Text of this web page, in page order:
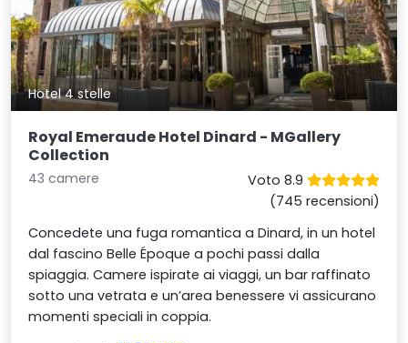
Hotel 4 stelle
Royal Emeraude Hotel Dinard - MGallery
Collection
43 camere
Voto 8.9
(745 recensioni)
Concedete una fuga romantica a Dinard, in un hotel
dal fascino Belle Époque a pochi passi dalla
spiaggia. Camere ispirate ai viaggi, un bar raffinato
sotto una vetrata e un’area benessere vi assicurano
momenti speciali in coppia.